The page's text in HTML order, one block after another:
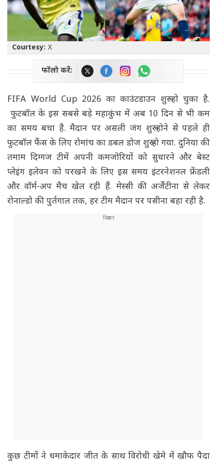
Courtesy: X
फॉलो करें:
FIFA World Cup 2026 का काउंटडाउन शुरू हो चुका है.
फुटबॉल के इस सबसे बड़े महाकुंभ में अब 10 दिन से भी कम
का समय बचा है. मैदान पर असली जंग शुरू होने से पहले ही
फुटबॉल फैंस के लिए रोमांच का डबल डोज शुरू हो गया. दुनिया की
तमाम दिग्गज टीमें अपनी कमजोरियों को सुधारने और बेस्ट
प्लेइंग इलेवन को परखने के लिए इस समय इंटरनेशनल फ्रेंडली
और वॉर्म-अप मैच खेल रही हैं. मेस्सी की अर्जेंटीना से लेकर
रोनाल्डो की पुर्तगाल तक, हर टीम मैदान पर पसीना बहा रही है.
कुछ टीमों ने धमाकेदार जीत के साथ विरोधी खेमे में खौफ पैदा